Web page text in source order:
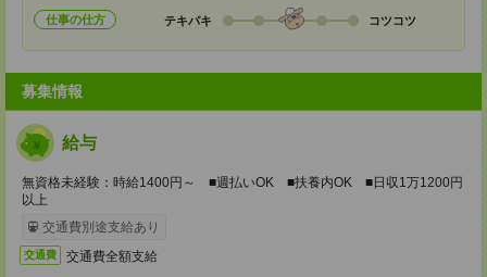
仕事の仕方 テキパキ コツコツ
募集情報
給与
無資格未経験：時給1400円～ ■週払いOK ■扶養内OK ■日収1万1200円
以上
交通費別途支給あり
交通費 交通費全額支給